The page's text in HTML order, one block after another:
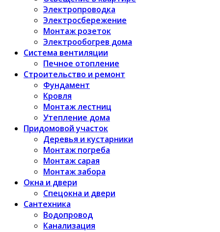
Электропроводка
Электросбережение
Монтаж розеток
Электрообогрев дома
Система вентиляции
Печное отопление
Строительство и ремонт
Фундамент
Кровля
Монтаж лестниц
Утепление дома
Придомовой участок
Деревья и кустарники
Монтаж погреба
Монтаж сарая
Монтаж забора
Окна и двери
Спецокна и двери
Сантехника
Водопровод
Канализация